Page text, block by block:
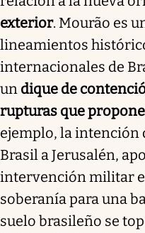
exterior. Mourão es
lineamientos
internacionales de
un dique de
rupturas que
ejemplo, la intención
Brasil a Jerusalén,
intervención militar
soberanía para una
suelo brasileño se